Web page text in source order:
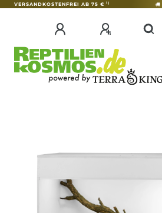
VERSANDKOSTENFREI AB 75 € 1)